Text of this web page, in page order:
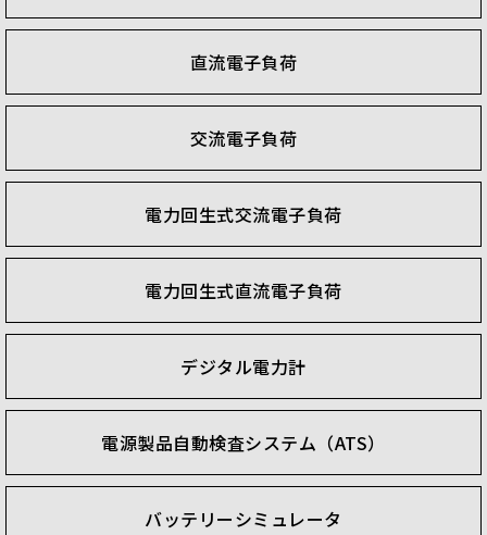
直流電子負荷
交流電子負荷
電力回生式交流電子負荷
電力回生式直流電子負荷
デジタル電力計
電源製品自動検査システム（ATS）
バッテリーシミュレータ